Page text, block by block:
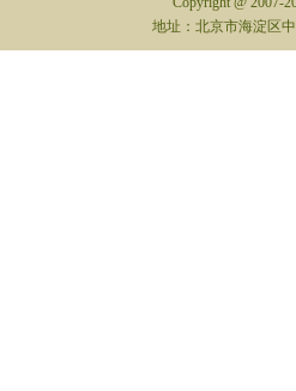
地址：北京市海淀区